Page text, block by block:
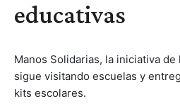
educativas
Manos Solidarias, la iniciativa de
sigue visitando escuelas y
kits escolares.